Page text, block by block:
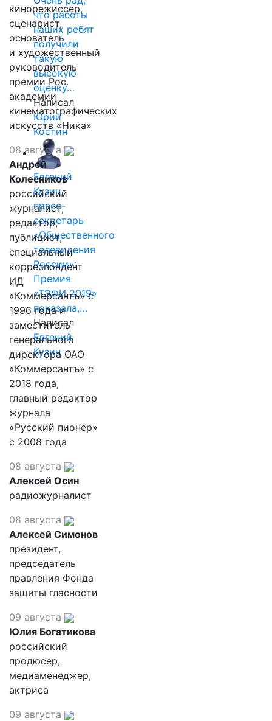
что работы
наших ребят
получили
такую
высокую
оценку…
Написал
Юрий
Костин
Евгений
Кузин,
пресс-
секретарь
«Общественного
телевидения
России»:
Премия
«ТЭФИ 2019»
показала,…
Написал
Евгений
Кузин
кинорежиссер,
сценарист,
основатель
и художественный
руководитель
премии Рос.
академии
кинематографических
искусств «Ника»
08 августа
Андрей
Колесников
российский
журналист,
редактор,
публицист,
специальный
корреспондент
ИД
«Коммерсантъ» с
1996 года и
заместитель
генерального
директора ОАО
«Коммерсантъ» с
2018 года,
главный редактор
журнала
«Русский пионер»
с 2008 года
08 августа
Алексей Осин
радиожурналист
08 августа
Алексей Симонов
президент,
председатель
правления Фонда
защиты гласности
09 августа
Юлия Богатикова
российский
продюсер,
медиаменеджер,
актриса
09 августа